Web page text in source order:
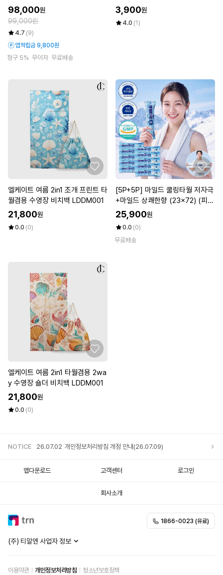
98,000원
99,000원
4.7 (9)
앱적립금 9,800원
청구 5% 무이자 무료배송
이용품 비치타올 대형비치타올 물
수건
3,900원
4.0 (1)
엘케이트 여름 2in1 조개 프린트 타
월겸용 수영장 비치백 LDDM001
21,800원
0.0 (0)
[5P+5P] 마일드 쿨링타월 저자극
+마일드 상쾌한향 (23x72) (피부
온도 즉시감소 -9도)_
25,900원
0.0 (0)
무료배송
엘케이트 여름 2in1 타월겸용 2wa
y 수영장 숄더 비치백 LDDM001
21,800원
0.0 (0)
NOTICE 26.07.02 개인정보처리방침 개정 안내(26.07.09)
25.12.05 개인정보처리방침 개정 안내
개인정보처리방침 개정 안내
앱다운로드 고객센터 로그인
회사소개
(주) 티알엔 사업자 정보
이용약관 개인정보처리방침 청소년보호정책
1866-0023 (유료)